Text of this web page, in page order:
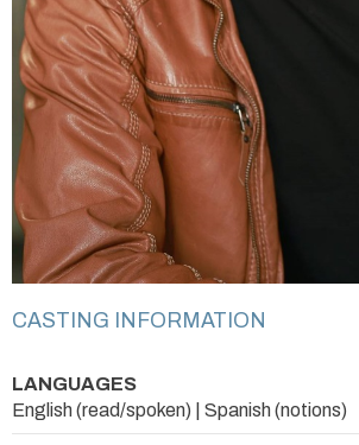
CASTING INFORMATION
LANGUAGES
English (read/spoken) | Spanish (notions)